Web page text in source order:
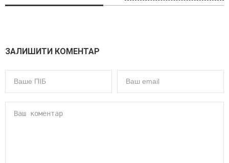
ЗАЛИШИТИ КОМЕНТАР